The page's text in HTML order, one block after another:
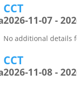
CCT
2026-11-07 -
No additional details
CCT
2026-11-08 -